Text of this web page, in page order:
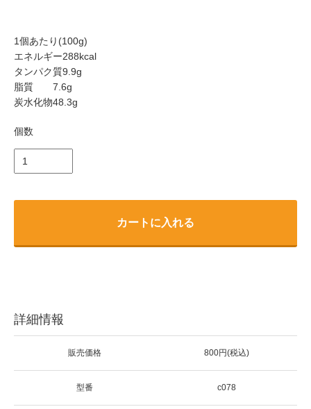
1個あたり(100g)
エネルギー288kcal
タンパク質9.9g
脂質 7.6g
炭水化物48.3g
個数
カートに入れる
詳細情報
販売価格 800円(税込)
型番 c078